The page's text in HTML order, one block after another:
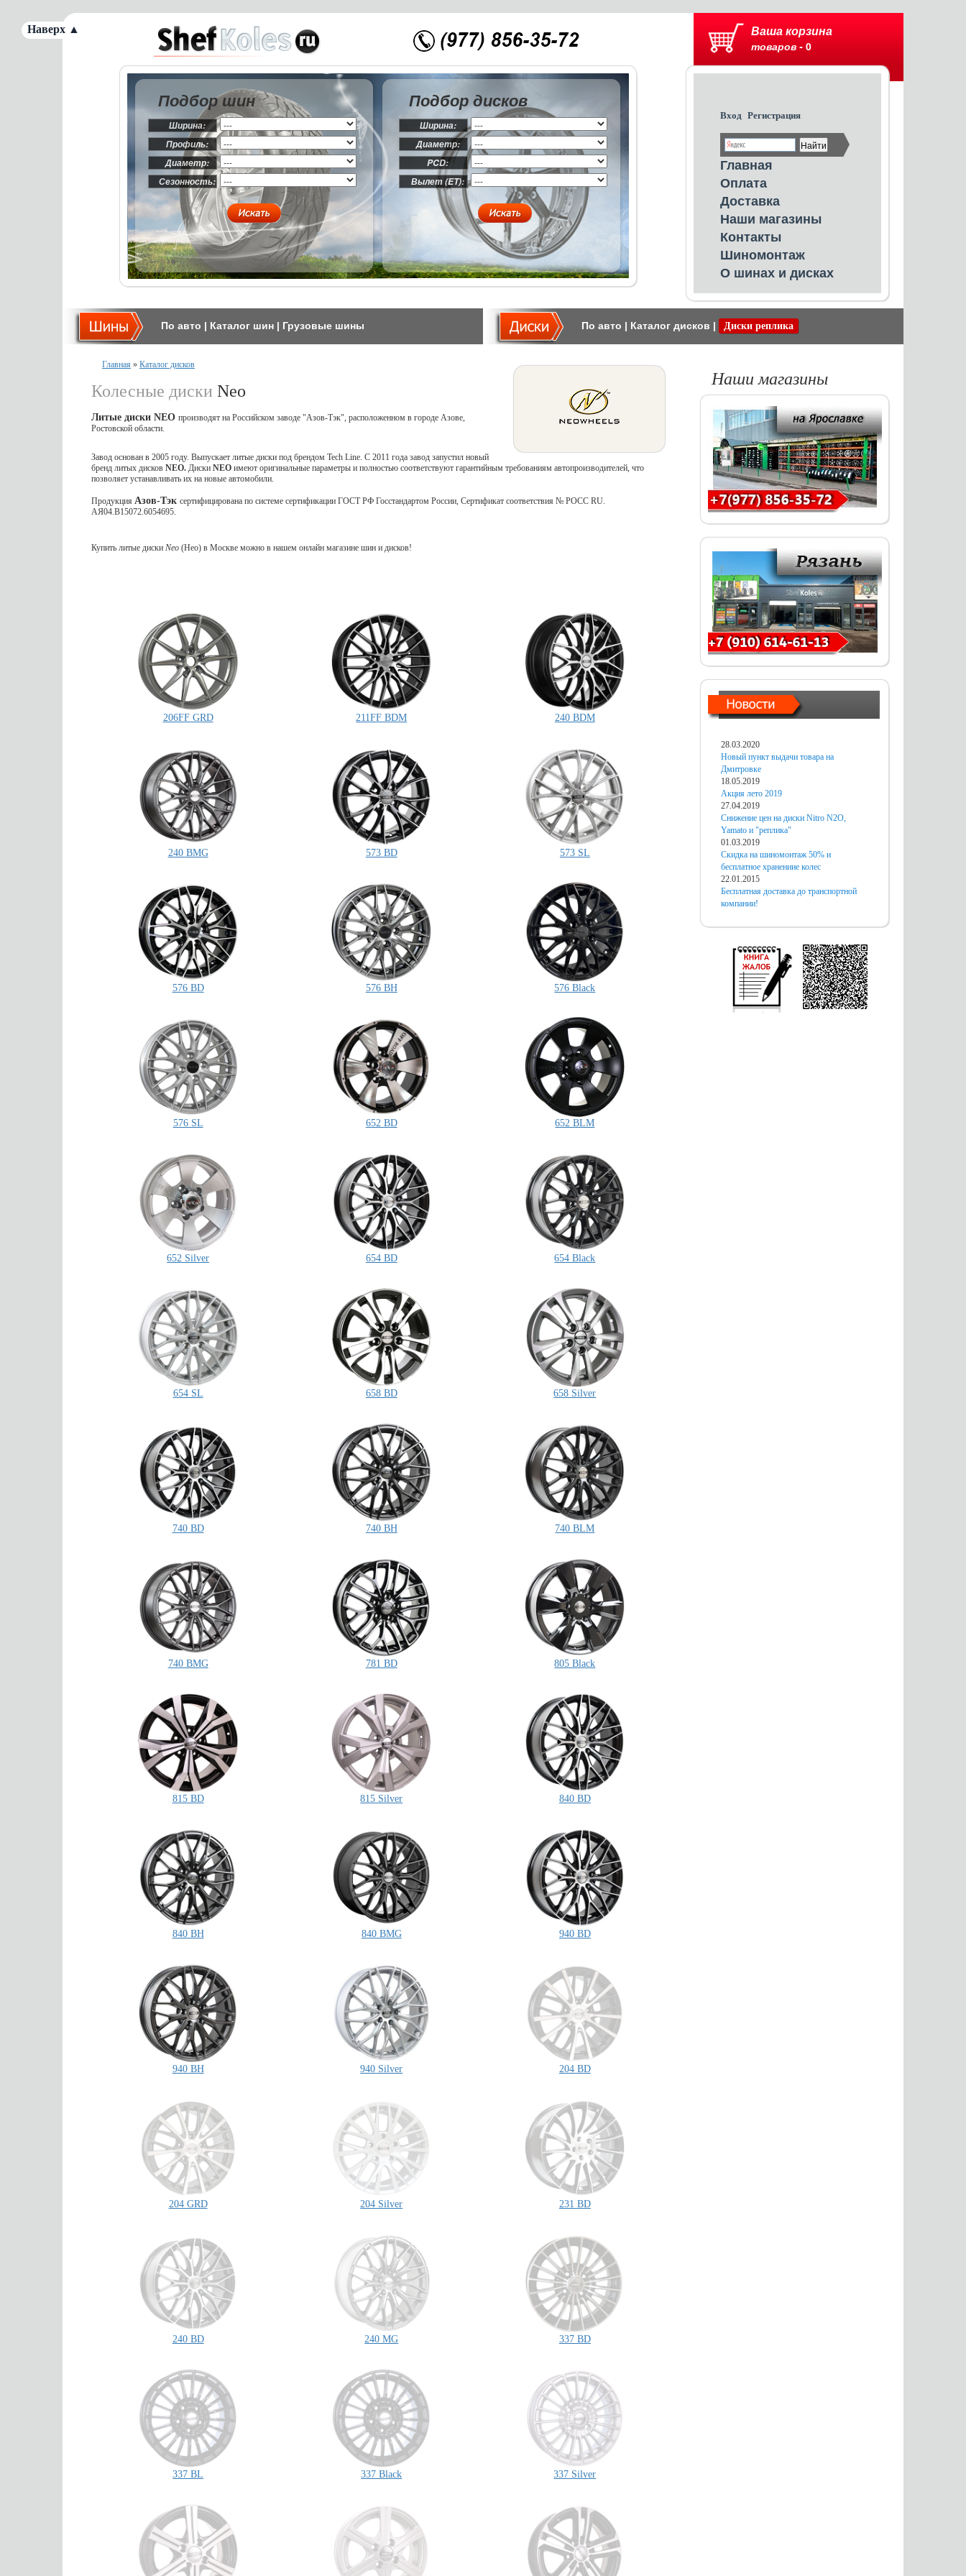
Ваша корзина
товаров - 0
Вход Регистрация
Главная
Оплата
Доставка
Наши магазины
Контакты
Шиномонтаж
О шинах и дисках
Подбор шин
Ширина:
Профиль:
Диаметр:
Сезонность:
Подбор дисков
Ширина:
Диаметр:
PCD:
Вылет (ET):
По авто | Каталог шин | Грузовые шины По авто | Каталог дисков | Диски реплика
Главная » Каталог дисков
Колесные диски Neo
Литые диски NEO производят на Российском заводе "Азов-Тэк", расположенном в городе Азове,
Ростовской области.
Завод основан в 2005 году. Выпускает литые диски под брендом Tech Line. С 2011 года завод запустил новый
бренд литых дисков NEO. Диски NEO имеют оригинальные параметры и полностью соответствуют гарантийным требованиям автопроизводителей, что
позволяет устанавливать их на новые автомобили.
Продукция Азов-Тэк сертифицирована по системе сертификации ГОСТ РФ Госстандартом России, Сертификат соответствия № РОСС RU.
AЯ04.В15072.6054695.
Купить литые диски Neo (Нео) в Москве можно в нашем онлайн магазине шин и дисков!
206FF GRD 211FF BDM 240 BDM
240 BMG 573 BD 573 SL
576 BD 576 BH 576 Black
576 SL 652 BD 652 BLM
652 Silver 654 BD 654 Black
654 SL 658 BD 658 Silver
740 BD 740 BH 740 BLM
740 BMG 781 BD 805 Black
815 BD 815 Silver 840 BD
840 BH 840 BMG 940 BD
940 BH 940 Silver 204 BD
204 GRD 204 Silver 231 BD
240 BD 240 MG 337 BD
337 BL 337 Black 337 Silver
Наши магазины
28.03.2020
Новый пункт выдачи товара на
Дмитровке
18.05.2019
Акция лето 2019
27.04.2019
Снижение цен на диски Nitro N2O,
Yamato и "реплика"
01.03.2019
Скидка на шиномонтаж 50% и
бесплатное хранениие колес
22.01.2015
Бесплатная доставка до транспортной
компании!
Наверх ▲